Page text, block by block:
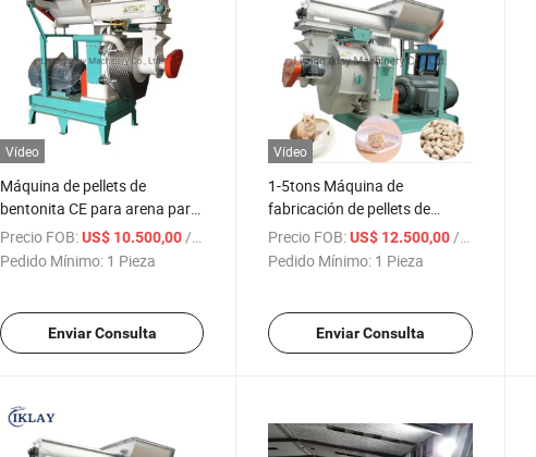
Vídeo
Máquina de pellets de
bentonita CE para arena para
gatos, máquina de pellets de
madera para arena para
Precio FOB:US$ 10.500,00 / Pieza
Pedido Mínimo: 1 Pieza
Enviar Consulta
Vídeo
1-5tons Máquina de
fabricación de pellets de
arena para gatos de tofu por
hora Molino de pellets de
Precio FOB: US$ 12.500,00 / Pieza
Pedido Mínimo: 1 Pieza
Enviar Consulta